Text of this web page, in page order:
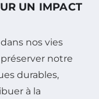
UN IMPACT
dans nos vies
notre
durables,
à la